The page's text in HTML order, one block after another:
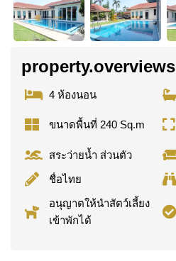
property.overviews
4 ห้องนอน
ขนาดพื้นที่ 240 Sq.m
สระว่ายน้ำ ส่วนตัว
ชื่อไทย
อนุญาตให้นำสัตว์เลี้ยง
เข้าพักได้